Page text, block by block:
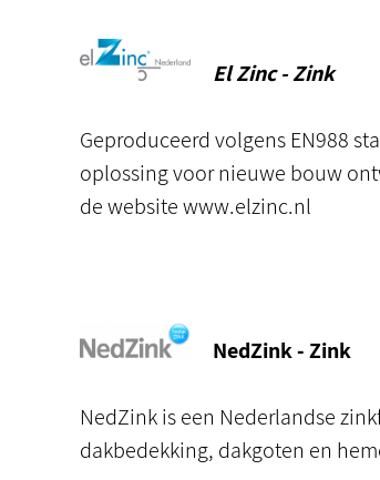
El Zinc - Zink
Geproduceerd volgens EN988
oplossing voor nieuwe bouw
de websitewww.elzinc.nl
NedZink - Zink
NedZinkis een Nederlandse
dakbedekking, dakgoten en